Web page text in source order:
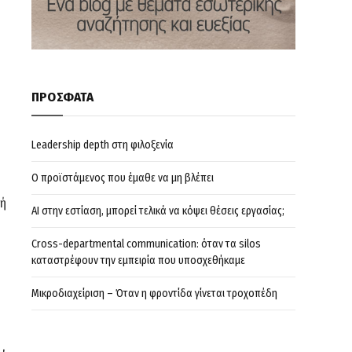
ΠΡΟΣΦΑΤΑ
Leadership depth στη φιλοξενία
Ο προϊστάμενος που έμαθε να μη βλέπει
AI στην εστίαση, μπορεί τελικά να κόψει θέσεις εργασίας;
Cross-departmental communication: όταν τα silos
καταστρέφουν την εμπειρία που υποσχεθήκαμε
Μικροδιαχείριση – Όταν η φροντίδα γίνεται τροχοπέδη